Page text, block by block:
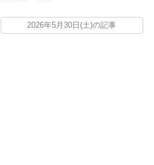
2026年5月30日(土)の記事